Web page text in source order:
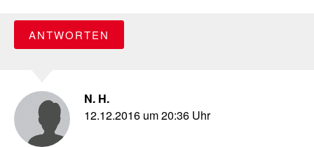
ANTWORTEN
N. H.
12.12.2016 um 20:36 Uhr